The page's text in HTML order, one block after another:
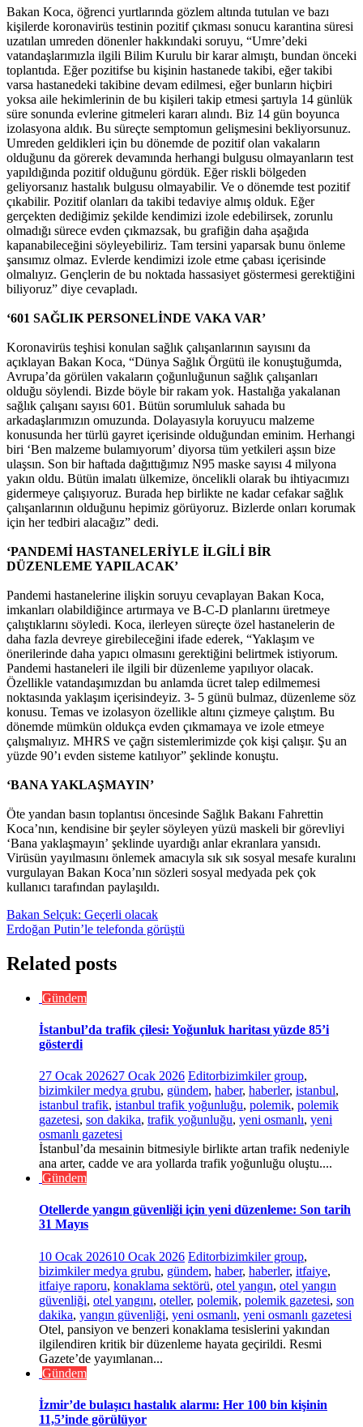
Bakan Koca, öğrenci yurtlarında gözlem altında tutulan ve bazı
kişilerde koronavirüs testinin pozitif çıkması sonucu karantina süresi
uzatılan umreden dönenler hakkındaki soruyu, “Umre’deki
vatandaşlarımızla ilgili Bilim Kurulu bir karar almıştı, bundan önceki
toplantıda. Eğer pozitifse bu kişinin hastanede takibi, eğer takibi
varsa hastanedeki takibine devam edilmesi, eğer bunların hiçbiri
yoksa aile hekimlerinin de bu kişileri takip etmesi şartıyla 14 günlük
süre sonunda evlerine gitmeleri kararı alındı. Biz 14 gün boyunca
izolasyona aldık. Bu süreçte semptomun gelişmesini bekliyorsunuz.
Umreden geldikleri için bu dönemde de pozitif olan vakaların
olduğunu da görerek devamında herhangi bulgusu olmayanların test
yapıldığında pozitif olduğunu gördük. Eğer riskli bölgeden
geliyorsanız hastalık bulgusu olmayabilir. Ve o dönemde test pozitif
çıkabilir. Pozitif olanları da takibi tedaviye almış olduk. Eğer
gerçekten dediğimiz şekilde kendimizi izole edebilirsek, zorunlu
olmadığı sürece evden çıkmazsak, bu grafiğin daha aşağıda
kapanabileceğini söyleyebiliriz. Tam tersini yaparsak bunu önleme
şansımız olmaz. Evlerde kendimizi izole etme çabası içerisinde
olmalıyız. Gençlerin de bu noktada hassasiyet göstermesi gerektiğini
biliyoruz” diye cevapladı.
‘601 SAĞLIK PERSONELİNDE VAKA VAR’
Koronavirüs teşhisi konulan sağlık çalışanlarının sayısını da
açıklayan Bakan Koca, “Dünya Sağlık Örgütü ile konuştuğumda,
Avrupa’da görülen vakaların çoğunluğunun sağlık çalışanları
olduğu söylendi. Bizde böyle bir rakam yok. Hastalığa yakalanan
sağlık çalışanı sayısı 601. Bütün sorumluluk sahada bu
arkadaşlarımızın omuzunda. Dolayasıyla koruyucu malzeme
konusunda her türlü gayret içerisinde olduğundan eminim. Herhangi
biri ‘Ben malzeme bulamıyorum’ diyorsa tüm yetkileri aşsın bize
ulaşsın. Son bir haftada dağıttığımız N95 maske sayısı 4 milyona
yakın oldu. Bütün imalatı ülkemize, öncelikli olarak bu ihtiyacımızı
gidermeye çalışıyoruz. Burada hep birlikte ne kadar cefakar sağlık
çalışanlarının olduğunu hepimiz görüyoruz. Bizlerde onları korumak
için her tedbiri alacağız” dedi.
‘PANDEMİ HASTANELERİYLE İLGİLİ BİR
DÜZENLEME YAPILACAK’
Pandemi hastanelerine ilişkin soruyu cevaplayan Bakan Koca,
imkanları olabildiğince artırmaya ve B-C-D planlarını üretmeye
çalıştıklarını söyledi. Koca, ilerleyen süreçte özel hastanelerin de
daha fazla devreye girebileceğini ifade ederek, “Yaklaşım ve
önerilerinde daha yapıcı olmasını gerektiğini belirtmek istiyorum.
Pandemi hastaneleri ile ilgili bir düzenleme yapılıyor olacak.
Özellikle vatandaşımızdan bu anlamda ücret talep edilmemesi
noktasında yaklaşım içerisindeyiz. 3- 5 günü bulmaz, düzenleme söz
konusu. Temas ve izolasyon özellikle altını çizmeye çalıştım. Bu
dönemde mümkün oldukça evden çıkmamaya ve izole etmeye
çalışmalıyız. MHRS ve çağrı sistemlerimizde çok kişi çalışır. Şu an
yüzde 90’ı evden sisteme katılıyor” şeklinde konuştu.
‘BANA YAKLAŞMAYIN’
Öte yandan basın toplantısı öncesinde Sağlık Bakanı Fahrettin
Koca’nın, kendisine bir şeyler söyleyen yüzü maskeli bir görevliyi
‘Bana yaklaşmayın’ şeklinde uyardığı anlar ekranlara yansıdı.
Virüsün yayılmasını önlemek amacıyla sık sık sosyal mesafe kuralını
vurgulayan Bakan Koca’nın sözleri sosyal medyada pek çok
kullanıcı tarafından paylaşıldı.
Yazı
gezinmesi
Bakan Selçuk: Geçerli olacak
Erdoğan Putin’le telefonda görüştü
Related posts
Gündem
İstanbul’da trafik çilesi: Yoğunluk haritası yüzde 85’i
gösterdi
27 Ocak 202627 Ocak 2026 Editorbizimkiler group,
bizimkiler medya grubu, gündem, haber, haberler, istanbul,
istanbul trafik, istanbul trafik yoğunluğu, polemik, polemik
gazetesi, son dakika, trafik yoğunluğu, yeni osmanlı, yeni
osmanlı gazetesi
İstanbul’da mesainin bitmesiyle birlikte artan trafik nedeniyle
ana arter, cadde ve ara yollarda trafik yoğunluğu oluştu....
Gündem
Otellerde yangın güvenliği için yeni düzenleme: Son tarih
31 Mayıs
10 Ocak 202610 Ocak 2026 Editorbizimkiler group,
bizimkiler medya grubu, gündem, haber, haberler, itfaiye,
itfaiye raporu, konaklama sektörü, otel yangın, otel yangın
güvenliği, otel yangını, oteller, polemik, polemik gazetesi, son
dakika, yangın güvenliği, yeni osmanlı, yeni osmanlı gazetesi
Otel, pansiyon ve benzeri konaklama tesislerini yakından
ilgilendiren kritik bir düzenleme hayata geçirildi. Resmi
Gazete’de yayımlanan...
Gündem
İzmir’de bulaşıcı hastalık alarmı: Her 100 bin kişinin
11,5’inde görülüyor